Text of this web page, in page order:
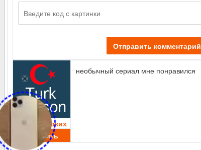
Отправить комментарий
елена гладких
Ответить
необычный сериал мне понравился